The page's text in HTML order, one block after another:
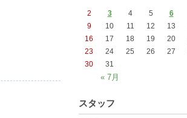
« 7月
2
3 4 5 6
9
10 11 12 13
16
17 18 19 20
23
24 25 26 27
30
31
スタッフ